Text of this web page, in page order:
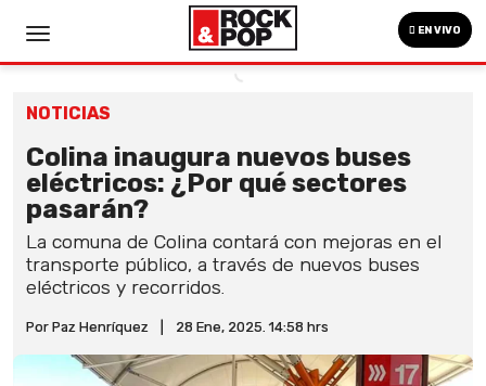
EN VIVO
NOTICIAS
Colina inaugura nuevos buses
eléctricos: ¿Por qué sectores
pasarán?
La comuna de Colina contará con mejoras en el
transporte público, a través de nuevos buses
eléctricos y recorridos.
Por Paz Henríquez 28 Ene, 2025. 14:58 hrs